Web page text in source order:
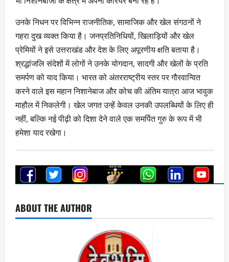
उनके निधन पर विभिन्न राजनीतिक, सामाजिक और खेल संगठनों ने
गहरा दुख व्यक्त किया है। जनप्रतिनिधियों, खिलाड़ियों और खेल
प्रेमियों ने इसे उत्तराखंड और देश के लिए अपूरणीय क्षति बताया है।
श्रद्धांजलि संदेशों में लोगों ने उनके योगदान, सादगी और खेलों के प्रति
समर्पण को याद किया। भारत को अंतरराष्ट्रीय स्तर पर गौरवान्वित
करने वाले इस महान निशानेबाज और कोच की अंतिम यात्रा आज भावुक
माहौल में निकलेगी। खेल जगत उन्हें केवल उनकी उपलब्धियों के लिए ही
नहीं, बल्कि नई पीढ़ी को दिशा देने वाले एक समर्पित गुरु के रूप में भी
हमेशा याद रखेगा।
ABOUT THE AUTHOR